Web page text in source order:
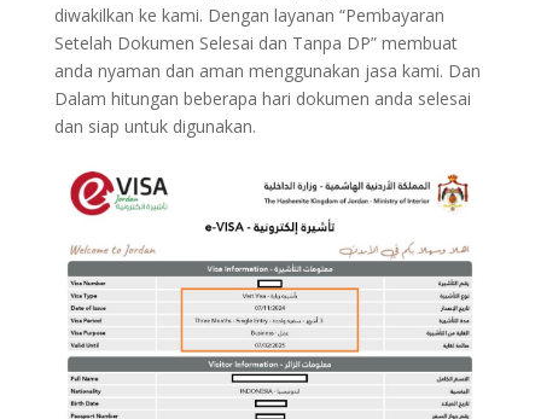
diwakilkan ke kami. Dengan layanan “Pembayaran
Setelah Dokumen Selesai dan Tanpa DP” membuat
anda nyaman dan aman menggunakan jasa kami. Dan
Dalam hitungan beberapa hari dokumen anda selesai
dan siap untuk digunakan.